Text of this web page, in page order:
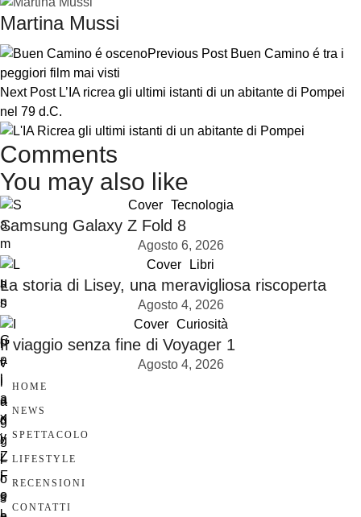
Martina Mussi
Previous Post Buen Camino é tra i
peggiori film mai visti
Next Post L’IA ricrea gli ultimi istanti di un abitante di Pompei
nel 79 d.C.
Comments
You may also like
Cover Tecnologia
Samsung Galaxy Z Fold 8
Agosto 6, 2026
Cover
Libri
La storia di Lisey, una meravigliosa riscoperta
Agosto 4, 2026
Cover
Curiosità
Il viaggio senza fine di Voyager 1
Agosto 4, 2026
HOME
NEWS
SPETTACOLO
LIFESTYLE
RECENSIONI
CONTATTI